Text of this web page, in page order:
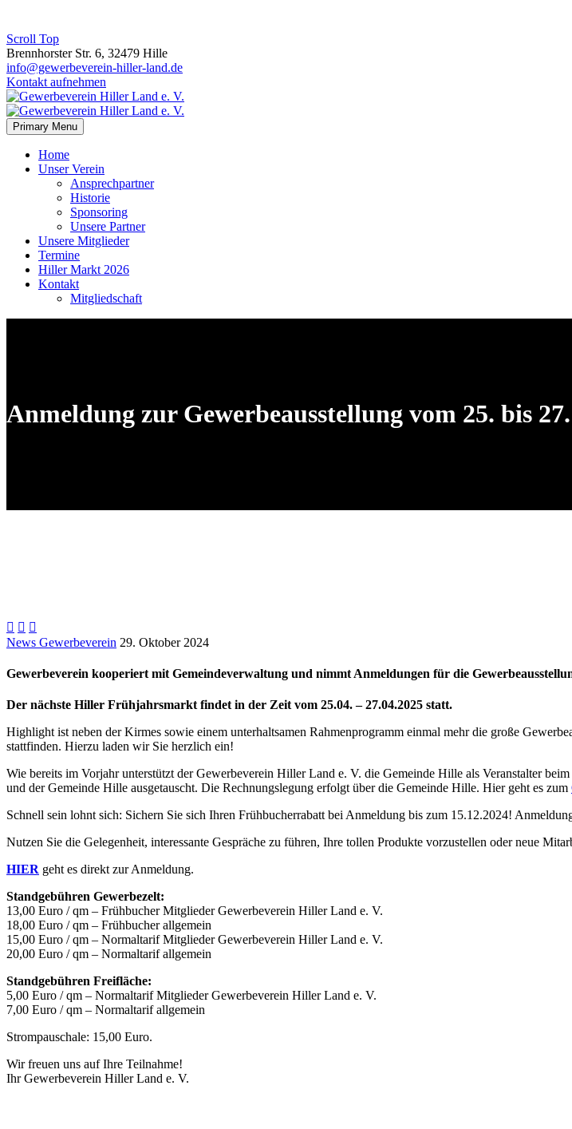
Scroll Top
Brennhorster Str. 6, 32479 Hille
info@gewerbeverein-hiller-land.de
Kontakt aufnehmen
Primary Menu
Home
Unser Verein
Ansprechpartner
Historie
Sponsoring
Unsere Partner
Unsere Mitglieder
Termine
Hiller Markt 2026
Kontakt
Mitgliedschaft
Anmeldung zur Gewerbeausstellung vom 25. bis
  
News Gewerbeverein 29. Oktober 2024
Gewerbeverein kooperiert mit Gemeindeverwaltung und nimmt Anmeldungen für die
Der nächste Hiller Frühjahrsmarkt findet in der Zeit vom 25.04. – 27.04.2025 statt.
Highlight ist neben der Kirmes sowie einem unterhaltsamen Rahmenprogramm einmal mehr die große
stattfinden. Hierzu laden wir Sie herzlich ein!
Wie bereits im Vorjahr unterstützt der Gewerbeverein Hiller Land e. V. die Gemeinde Hille als Veranstalter
und der Gemeinde Hille ausgetauscht. Die Rechnungslegung erfolgt über die Gemeinde Hille. Hier geht es zum
Schnell sein lohnt sich: Sichern Sie sich Ihren Frühbucherrabatt bei Anmeldung bis zum 15.12.2024!
Nutzen Sie die Gelegenheit, interessante Gespräche zu führen, Ihre tollen Produkte vorzustellen oder neue
HIER geht es direkt zur Anmeldung.
Standgebühren Gewerbezelt:
13,00 Euro / qm – Frühbucher Mitglieder Gewerbeverein Hiller Land e. V.
18,00 Euro / qm – Frühbucher allgemein
15,00 Euro / qm – Normaltarif Mitglieder Gewerbeverein Hiller Land e. V.
20,00 Euro / qm – Normaltarif allgemein
Standgebühren Freifläche:
5,00 Euro / qm – Normaltarif Mitglieder Gewerbeverein Hiller Land e. V.
7,00 Euro / qm – Normaltarif allgemein
Strompauschale: 15,00 Euro.
Wir freuen uns auf Ihre Teilnahme!
Ihr Gewerbeverein Hiller Land e. V.